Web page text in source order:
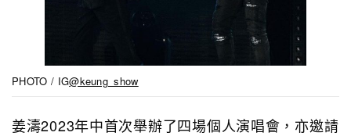
PHOTO / IG@keung_show
姜濤2023年中首次舉辦了四場個人演唱會，亦邀請